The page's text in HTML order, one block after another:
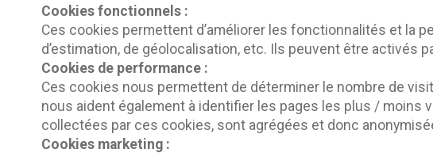
Cookies fonctionnels :
Ces cookies permettent d’améliorer les fonctionnalités et la
d’estimation, de géolocalisation, etc. Ils peuvent être
Cookies de performance :
Ces cookies nous permettent de déterminer le nombre de
nous aident également à identifier les pages les plus /
collectées par ces cookies, sont agrégées et donc
Cookies marketing :